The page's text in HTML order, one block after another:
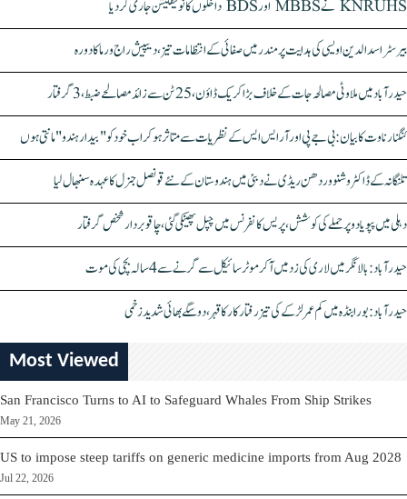
KNRUHS نے MBBS اور BDS داخلوں کا نوٹیفکیشن جاری کر دیا
بیرسٹر اسدالدین اویسی کی ہدایت پر مندر میں صفائی کے انتظامات تیز، دیپیش راج ورما کا دورہ
حیدرآباد میں ملاوٹی مصالحہ جات کے خلاف بڑا کریک ڈاؤن، 25 ٹن سے زائد مصالحے ضبط، 3 گرفتار
کنگنا رناوت کا بیان: بی جے پی اور آر ایس ایس کے نظریات سے متاثر ہو کر اب خود کو "بیدار ہندو" مانتی ہوں
تلنگانہ کے ڈاکٹر وشنو وردھن ریڈی نے دبئی میں ہندوستان کے نئے قونصل جنرل کا عہدہ سنبھال لیا
دہلی میں پپو یادو پر حملے کی کوشش، پریس کانفرنس میں چپل پھینکی گئی، چاقو بردار شخص گرفتار
حیدرآباد: بالا نگر میں لاری کی زد میں آکر موٹرسائیکل سے گرنے سے 4 سالہ بچی کی موت
حیدرآباد: بورابنڈہ میں کم عمر لڑکے کی تیز رفتار کار کا قہر، دو سگے بھائی شدید زخمی
Most Viewed
San Francisco Turns to AI to Safeguard Whales From Ship Strikes
May 21, 2026
US to impose steep tariffs on generic medicine imports from Aug 2028
Jul 22, 2026